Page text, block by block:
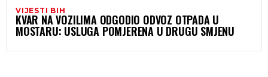
VIJESTI BIH
KVAR NA VOZILIMA ODGODIO ODVOZ OTPADA U
MOSTARU: USLUGA POMJERENA U DRUGU SMJENU